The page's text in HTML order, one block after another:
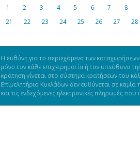
1 2 3 4 5 6 7 8
21
22 23 24 25 26 27 28
Η ευθύνη για το περιεχόμενο των
μόνο τον κάθε επιχειρηματία ή τον υπεύθυνο
κράτηση γίνεται στο σύστημα κρατήσεων του
Επιμελητήριο Κυκλάδων δεν ευθύνεται σε
και τις ενδεχόμενες ηλεκτρονικές πληρωμές που